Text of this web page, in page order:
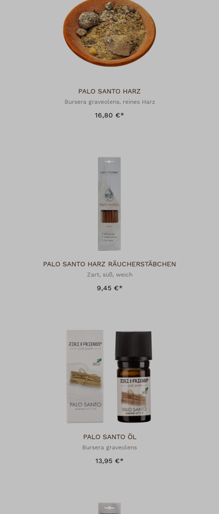
PALO SANTO HARZ
Bursera graveolens, reines Harz
16,80 €*
PALO SANTO HARZ RÄUCHERSTÄBCHEN
Zart, süß, weich
9,45 €*
PALO SANTO ÖL
Bursera graveolens
13,95 €*